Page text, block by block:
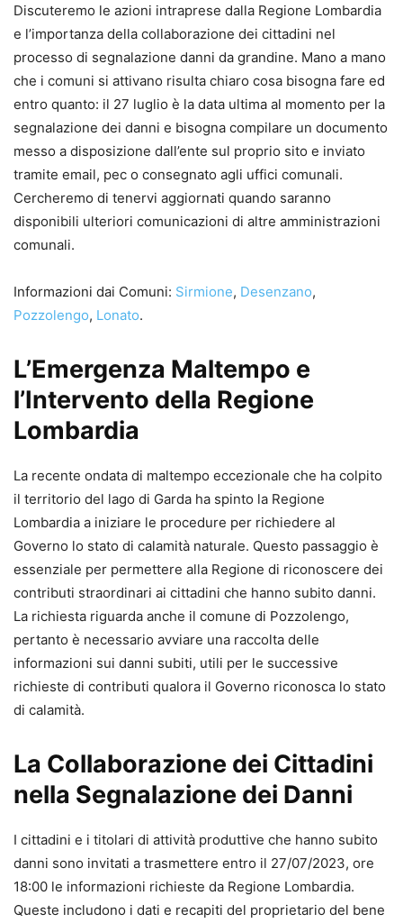
Discuteremo le azioni intraprese dalla Regione Lombardia
e l’importanza della collaborazione dei cittadini nel
processo di segnalazione danni da grandine. Mano a mano
che i comuni si attivano risulta chiaro cosa bisogna fare ed
entro quanto: il 27 luglio è la data ultima al momento per la
segnalazione dei danni e bisogna compilare un documento
messo a disposizione dall’ente sul proprio sito e inviato
tramite email, pec o consegnato agli uffici comunali.
Cercheremo di tenervi aggiornati quando saranno
disponibili ulteriori comunicazioni di altre amministrazioni
comunali.
Informazioni dai Comuni: Sirmione, Desenzano,
Pozzolengo, Lonato.
L’Emergenza Maltempo e
l’Intervento della Regione
Lombardia
La recente ondata di maltempo eccezionale che ha colpito
il territorio del lago di Garda ha spinto la Regione
Lombardia a iniziare le procedure per richiedere al
Governo lo stato di calamità naturale. Questo passaggio è
essenziale per permettere alla Regione di riconoscere dei
contributi straordinari ai cittadini che hanno subito danni.
La richiesta riguarda anche il comune di Pozzolengo,
pertanto è necessario avviare una raccolta delle
informazioni sui danni subiti, utili per le successive
richieste di contributi qualora il Governo riconosca lo stato
di calamità.
La Collaborazione dei Cittadini
nella Segnalazione dei Danni
I cittadini e i titolari di attività produttive che hanno subito
danni sono invitati a trasmettere entro il 27/07/2023, ore
18:00 le informazioni richieste da Regione Lombardia.
Queste includono i dati e recapiti del proprietario del bene